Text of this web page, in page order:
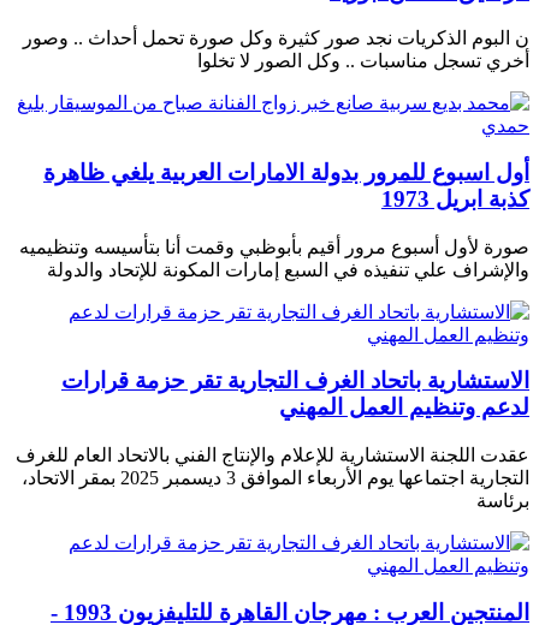
ن البوم الذكريات نجد صور كثيرة وكل صورة تحمل أحداث .. وصور
أخري تسجل مناسبات .. وكل الصور لا تخلوا
أول اسبوع للمرور بدولة الامارات العربية يلغي ظاهرة
كذبة ابريل 1973
صورة لأول أسبوع مرور أقيم بأبوظبي وقمت أنا بتأسيسه وتنظيميه
والإشراف علي تنفيذه في السبع إمارات المكونة للإتحاد والدولة
الاستشارية باتحاد الغرف التجارية تقر حزمة قرارات
لدعم وتنظيم العمل المهني
عقدت اللجنة الاستشارية للإعلام والإنتاج الفني بالاتحاد العام للغرف
التجارية اجتماعها يوم الأربعاء الموافق 3 ديسمبر 2025 بمقر الاتحاد،
برئاسة
المنتجين العرب : مهرجان القاهرة للتليفزيون 1993 -